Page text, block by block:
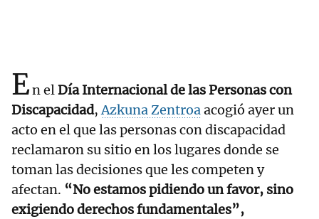
En elDía Internacional de las Personas con
Discapacidad,Azkuna Zentroaacogió ayer un
acto en el que las personas con discapacidad
reclamaron su sitio en los lugares donde se
toman las decisiones que les competen y
afectan. “No estamos pidiendo un favor, sino
exigiendo derechos fundamentales”,